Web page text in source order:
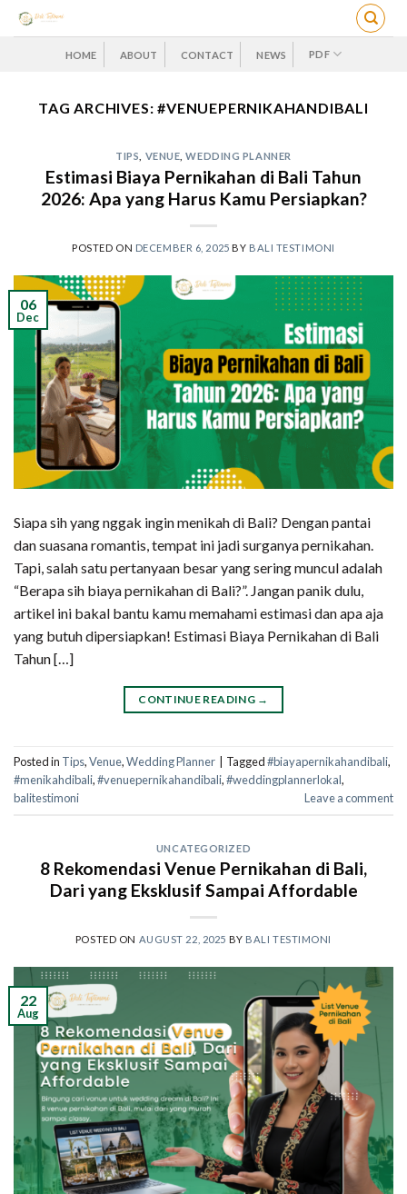
Skip
HOME ABOUT CONTACT NEWS PDF
TAG ARCHIVES:#VENUEPERNIKAHANDIBALI
TIPS VENUE ,WEDDING PLANNER
Estimasi Biaya Pernikahan di Bali Tahun
2026: Apa yang Harus Kamu Persiapkan?
POSTED ON DECEMBER 6, 2025 BY BALI TESTIMONI
06
Dec
Siapa sih yang nggak ingin menikah di Bali? Dengan pantai
dan suasana romantis, tempat ini jadi surganya pernikahan.
Tapi, salah satu pertanyaan besar yang sering muncul adalah
“Berapa sih biaya pernikahan di Bali?”. Jangan panik dulu,
artikel ini bakal bantu kamu memahami estimasi dan apa aja
yang butuh dipersiapkan! Estimasi Biaya Pernikahan di Bali
Tahun […]
CONTINUE READING →
Posted in Tips,Venue,Wedding Planner Tagged#biayapernikahandibali,
#menikahdibali,#venuepernikahandibali,#weddingplannerlokal,
balitestimoni
Leave a comment
UNCATEGORIZED
8 Rekomendasi Venue Pernikahan di Bali,
Dari yang Eksklusif Sampai Affordable
POSTED ON AUGUST 22, 2025 BY BALI TESTIMONI
22
Aug